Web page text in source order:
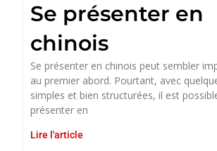
Se présenter en
chinois
Se présenter en chinois peut sembler
au premier abord. Pourtant, avec
simples et bien structurées, il est
présenter en
Lire l'article